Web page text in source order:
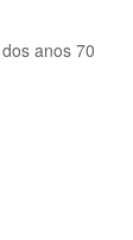
anos 70